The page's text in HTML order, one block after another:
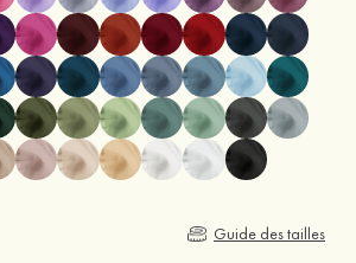
Guide des tailles